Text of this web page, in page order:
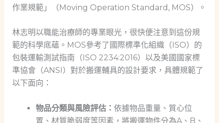
作業規範」（Moving Operation Standard, MOS）。
林志明以職能治療師的專業眼光，很快便注意到這份規
範的科學底蘊。MOS參考了國際標準化組織（ISO）的
包裝運輸測試指南（ISO 2234:2016）以及美國國家標
準協會（ANSI）對於搬運輔具的設計要求，具體規範了
以下面向：
物品分類與風險評估： 依據物品重量、質心位
置、材質脆弱度等因素，將搬運物件分為A、B、